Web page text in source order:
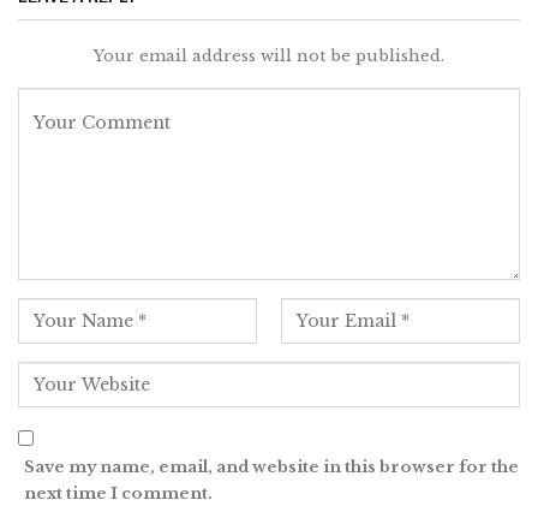
Your email address will not be published.
Save my name, email, and website in this browser for the
next time I comment.